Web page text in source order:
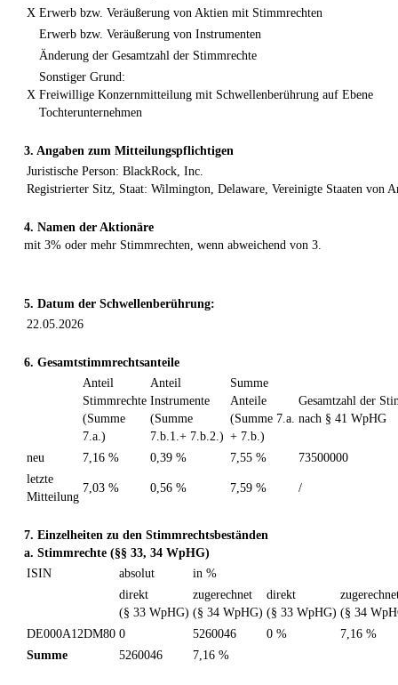
X Erwerb bzw. Veräußerung von Aktien mit Stimmrechten
Erwerb bzw. Veräußerung von Instrumenten
Änderung der Gesamtzahl der Stimmrechte
X
Sonstiger Grund:
Freiwillige Konzernmitteilung mit Schwellenberührung auf Ebene
Tochterunternehmen
3. Angaben zum Mitteilungspflichtigen
Juristische Person: BlackRock, Inc.
Registrierter Sitz, Staat: Wilmington, Delaware, Vereinigte Staaten von
4. Namen der Aktionäre
mit 3% oder mehr Stimmrechten, wenn abweichend von 3.
5. Datum der Schwellenberührung:
22.05.2026
6. Gesamtstimmrechtsanteile
Anteil
Stimmrechte
(Summe
7.a.)
Anteil
Instrumente
(Summe
7.b.1.+ 7.b.2.)
Summe
Anteile
(Summe 7.a.
+ 7.b.)
Gesamtzahl der
nach § 41 WpHG
neu 7,16 % 0,39 % 7,55 %
73500000
letzte
Mitteilung
7,03 % 0,56 % 7,59 % /
7. Einzelheiten zu den Stimmrechtsbeständen
a. Stimmrechte (§§ 33, 34 WpHG)
ISIN
absolut
in %
direkt
(§ 33 WpHG)
zugerechnet
(§ 34 WpHG)
direkt
(§ 33 WpHG) (§ 34
DE000A12DM80 0 5260046 0 %
7,16 %
Summe
5260046 7,16 %